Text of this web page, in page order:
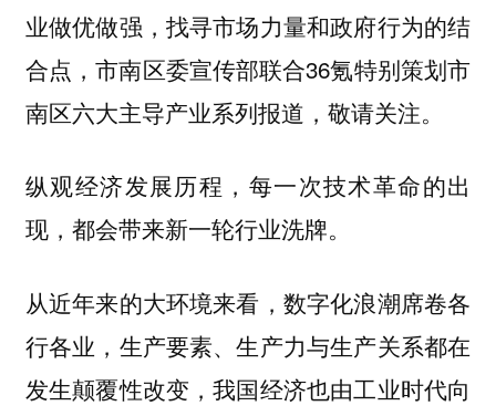
业做优做强，找寻市场力量和政府行为的结
合点，市南区委宣传部联合36氪特别策划市
南区六大主导产业系列报道，敬请关注。
纵观经济发展历程，每一次技术革命的出
现，都会带来新一轮行业洗牌。
从近年来的大环境来看，数字化浪潮席卷各
行各业，生产要素、生产力与生产关系都在
发生颠覆性改变，我国经济也由工业时代向